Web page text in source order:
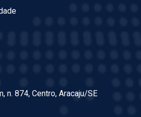
n. 874, Centro, Aracaju/SE